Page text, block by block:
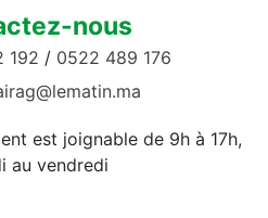
nous
192 / 0522 489 176
est joignable de 9h à 17h,
au vendredi